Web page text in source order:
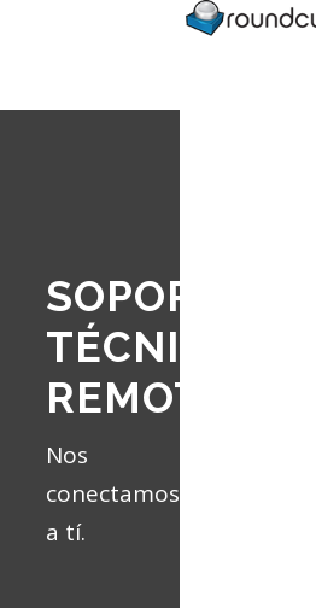
SOPORTE
TÉCNICO
REMOTO
Nos
conectamos
a tí.